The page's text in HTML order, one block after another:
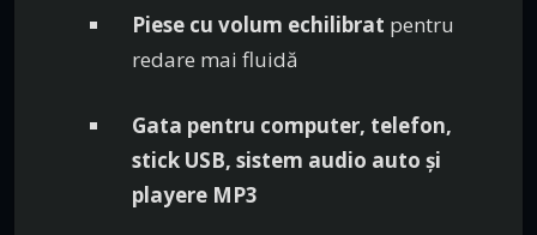
Piese cu volum echilibrat pentru
redare mai fluidă
Gata pentru computer, telefon,
stick USB, sistem audio auto și
playere MP3